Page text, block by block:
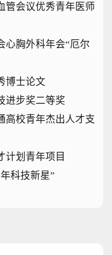
管会议优秀青年医师
心胸外科年会“厄尔
博士论文
进步奖二等奖
高校青年杰出人才支
计划青年项目
科技新星”